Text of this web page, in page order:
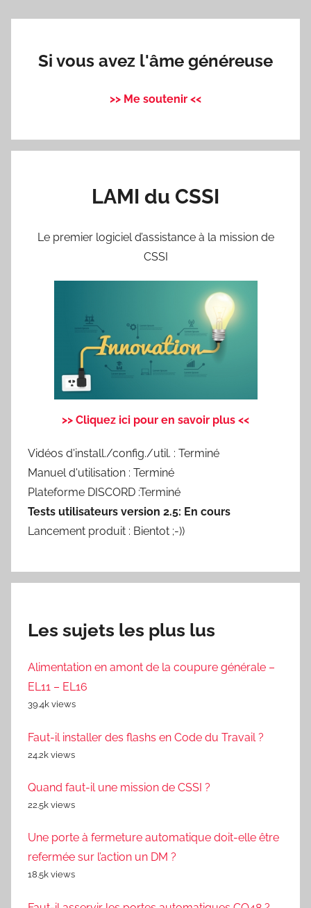
Si vous avez l'âme généreuse
>> Me soutenir <<
LAMI du CSSI
Le premier logiciel d’assistance à la mission de
CSSI
>> Cliquez ici pour en savoir plus <<
Vidéos d'install./config./util. : Terminé
Manuel d'utilisation : Terminé
Plateforme DISCORD :Terminé
Tests utilisateurs version 2.5: En cours
Lancement produit : Bientot ;-))
Les sujets les plus lus
Alimentation en amont de la coupure générale –
EL11 – EL16
39.4k views
Faut-il installer des flashs en Code du Travail ?
24.2k views
Quand faut-il une mission de CSSI ?
22.5k views
Une porte à fermeture automatique doit-elle être
refermée sur l’action un DM ?
18.5k views